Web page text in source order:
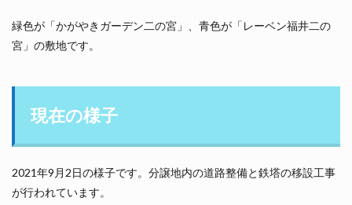
緑色が「かがやきガーデン二の宮」、青色が「レーベン福井二の
宮」の敷地です。
現在の様子
2021年9月2日の様子です。分譲地内の道路整備と鉄塔の移設工事
が行われています。